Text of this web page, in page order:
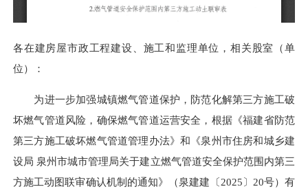
各在建房屋市政工程建设、施工和监理单位，相关股室（单
位）：
为进一步加强城镇燃气管道保护，防范化解第三方施工破
坏燃气管道风险，确保燃气管道运营安全，根据《福建省防范
第三方施工破坏燃气管道管理办法》和《泉州市住房和城乡建
设局 泉州市城市管理局关于建立燃气管道安全保护范围内第三
方施工动图联审确认机制的通知》（泉建建 〔2025〕20号）有